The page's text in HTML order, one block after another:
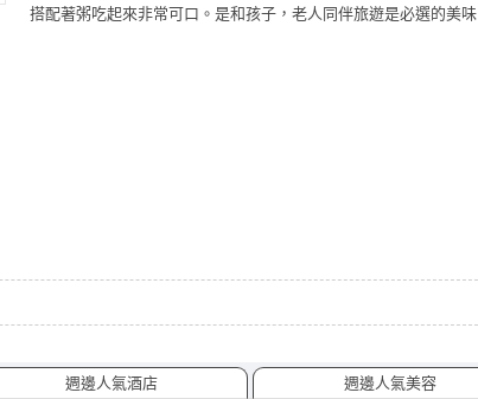
搭配著粥吃起來非常可口。是和孩子，老人同伴旅遊是必選的美味
週邊人氣酒店 週邊人氣美容